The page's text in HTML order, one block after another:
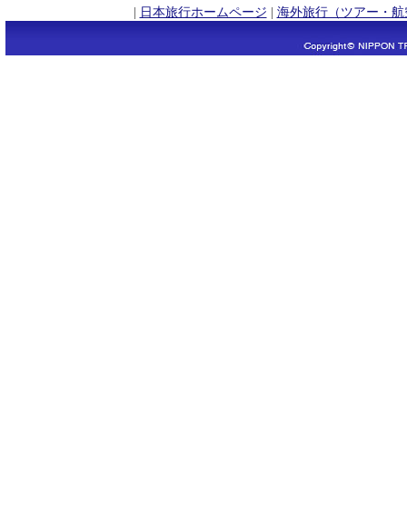
| 日本旅行ホームページ | 海外旅行（ツアー・航